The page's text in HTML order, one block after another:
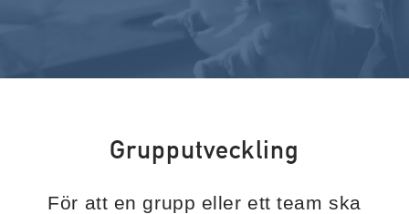
Grupputveckling
För att en grupp eller ett team ska